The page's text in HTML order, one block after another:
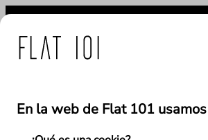
En la web de Flat 101
Saltar
contenido
101 ante el